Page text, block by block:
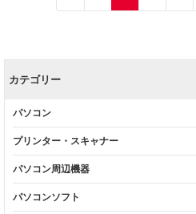
カテゴリー
パソコン
プリンター・スキャナー
パソコン周辺機器
パソコンソフト